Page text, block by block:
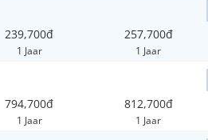
239,700đ
1 Jaar
257,700đ
1 Jaar
794,700đ
1 Jaar
812,700đ
1 Jaar